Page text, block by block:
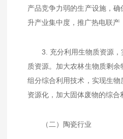
产品竞争力弱的生产设施，
升产业集中度，推广热电联
3. 充分利用生物质资源
质资源。加大农林生物质剩
组分综合利用技术，实现生
资源化，加大固体废物的综
（二）陶瓷行业